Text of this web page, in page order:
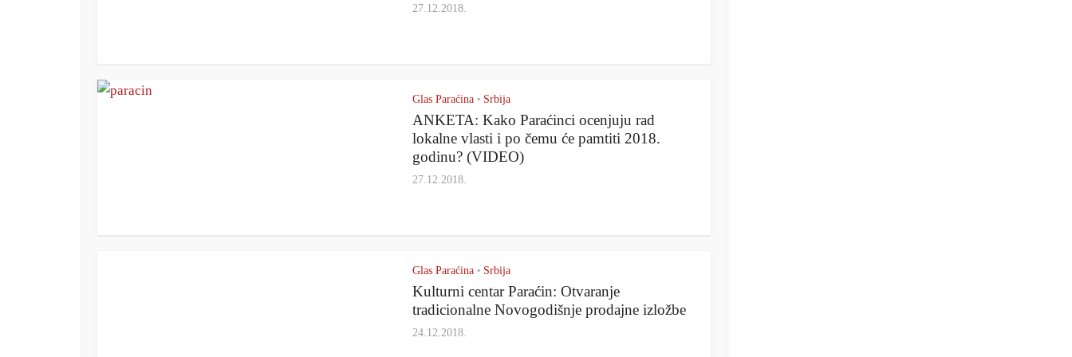
27.12.2018.
Glas Paraćina • Srbija
ANKETA: Kako Paraćinci ocenjuju rad
lokalne vlasti i po čemu će pamtiti 2018.
godinu? (VIDEO)
27.12.2018.
Glas Paraćina • Srbija
Kulturni centar Paraćin: Otvaranje
tradicionalne Novogodišnje prodajne izložbe
24.12.2018.